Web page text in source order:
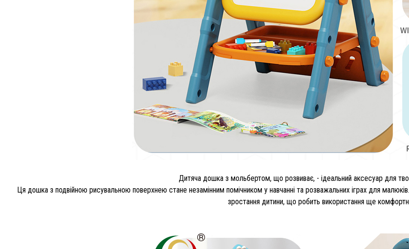
Дитяча дошка з мольбертом, що розвиває, - ідеальний аксесуар для
Ця дошка з подвійною рисувальною поверхнею стане незамінним помічником у навчанні та розважальних іграх для
зростання дитини, що робить використання ще